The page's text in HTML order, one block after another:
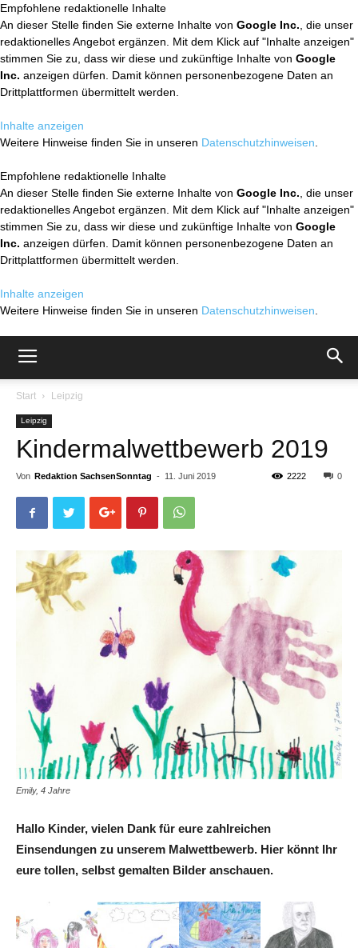
Empfohlene redaktionelle Inhalte
An dieser Stelle finden Sie externe Inhalte von Google Inc. , die unser
redaktionelles Angebot ergänzen. Mit dem Klick auf "Inhalte anzeigen"
stimmen Sie zu, dass wir diese und zukünftige Inhalte von Google
Inc. anzeigen dürfen. Damit können personenbezogene Daten an
Drittplattformen übermittelt werden.
Inhalte anzeigen
Weitere Hinweise finden Sie in unseren Datenschutzhinweisen
Empfohlene redaktionelle Inhalte
An dieser Stelle finden Sie externe Inhalte von Google Inc. , die unser
redaktionelles Angebot ergänzen. Mit dem Klick auf "Inhalte anzeigen"
stimmen Sie zu, dass wir diese und zukünftige Inhalte von Google
Inc. anzeigen dürfen. Damit können personenbezogene Daten an
Drittplattformen übermittelt werden.
Inhalte anzeigen
Weitere Hinweise finden Sie in unseren Datenschutzhinweisen
Start Leipzig
Leipzig
Kindermalwettbewerb 2019
Von Redaktion SachsenSonntag - 11. Juni 2019 0
2222
Emily, 4 Jahre
Hallo Kinder, vielen Dank für eure zahlreichen
Einsendungen zu unserem Malwettbewerb. Hier könnt Ihr
eure tollen, selbst gemalten Bilder anschauen.